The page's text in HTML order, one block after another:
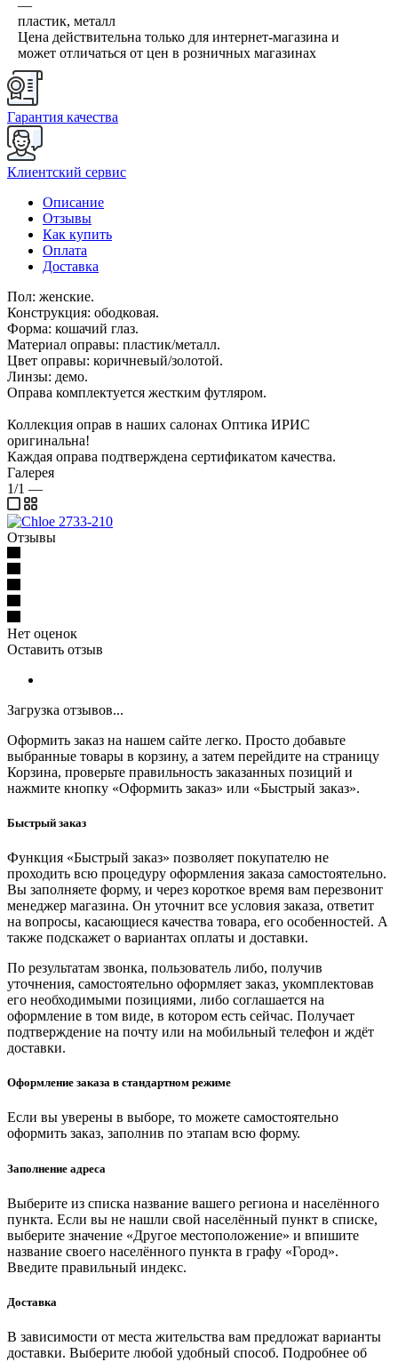
—
пластик, металл
Цена действительна только для интернет-магазина и
может отличаться от цен в розничных магазинах
Гарантия качества
Клиентский сервис
Описание
Отзывы
Как купить
Оплата
Доставка
Пол: женские.
Конструкция: ободковая.
Форма: кошачий глаз.
Материал оправы: пластик/металл.
Цвет оправы: коричневый/золотой.
Линзы: демо.
Оправа комплектуется жестким футляром.
Коллекция оправ в наших салонах Оптика ИРИС
оригинальна!
Каждая оправа подтверждена сертификатом качества.
Галерея
1/1 —
Отзывы
Нет оценок
Оставить отзыв
Загрузка отзывов...
Оформить заказ на нашем сайте легко. Просто добавьте
выбранные товары в корзину, а затем перейдите на страницу
Корзина, проверьте правильность заказанных позиций и
нажмите кнопку «Оформить заказ» или «Быстрый заказ».
Быстрый заказ
Функция «Быстрый заказ» позволяет покупателю не
проходить всю процедуру оформления заказа самостоятельно.
Вы заполняете форму, и через короткое время вам перезвонит
менеджер магазина. Он уточнит все условия заказа, ответит
на вопросы, касающиеся качества товара, его особенностей. А
также подскажет о вариантах оплаты и доставки.
По результатам звонка, пользователь либо, получив
уточнения, самостоятельно оформляет заказ, укомплектовав
его необходимыми позициями, либо соглашается на
оформление в том виде, в котором есть сейчас. Получает
подтверждение на почту или на мобильный телефон и ждёт
доставки.
Оформление заказа в стандартном режиме
Если вы уверены в выборе, то можете самостоятельно
оформить заказ, заполнив по этапам всю форму.
Заполнение адреса
Выберите из списка название вашего региона и населённого
пункта. Если вы не нашли свой населённый пункт в списке,
выберите значение «Другое местоположение» и впишите
название своего населённого пункта в графу «Город».
Введите правильный индекс.
Доставка
В зависимости от места жительства вам предложат варианты
доставки. Выберите любой удобный способ. Подробнее об